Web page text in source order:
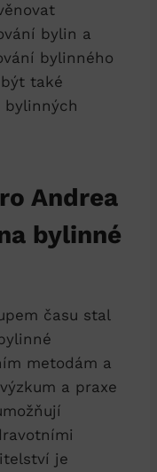
bylin a
bylinného
také
bylinných
Andrea
bylinné
času stal
metodám a
a praxe
je